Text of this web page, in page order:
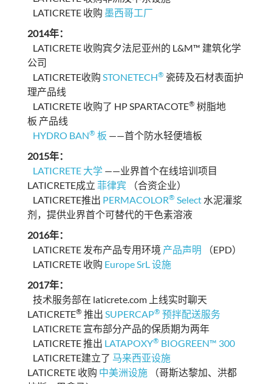
LATICRETE 收购 墨西哥工厂
2014年：
LATICRETE 收购宾夕法尼亚州的 L&M™ 建筑化学
公司
LATICRETE收购 STONETECH® 瓷砖及石材表面护
理产品线
LATICRETE 收购了 HP SPARTACOTE® 树脂地
板 产品线
HYDRO BAN® 板 ——首个防水轻便墙板
2015年：
LATICRETE 大学——业界首个在线培训项目
LATICRETE成立 菲律宾 （合资企业）
LATICRETE推出 PERMACOLOR® Select水泥灌浆
剂，提供业界首个可替代的干色素溶液
2016年：
LATICRETE 发布产品专用环境 产品声明 （EPD）
LATICRETE 收购 Europe SrL 设施
2017年：
技术服务部在 laticrete.com 上线实时聊天
LATICRETE® 推出 SUPERCAP® 预拌配送服务
LATICRETE 宣布部分产品的保质期为两年
LATICRETE 推出 LATAPOXY® BIOGREEN™ 300
LATICRETE建立了 马来西亚设施
LATICRETE 收购 中美洲设施（哥斯达黎加、洪都